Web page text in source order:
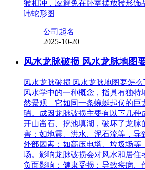
猴相冲，应避免在卧室摆放猴形饰
讳蛇形图
公司起名
2025-10-20
风水龙脉破损 风水龙脉地图
风水龙脉破损 风水龙脉地图要怎
风水学中的一种概念，指具有独特
然景观。它如同一条蜿蜒起伏的巨
瑞。成因龙脉破损主要有以下几种
开山凿石、挖池填湖，破坏了龙脉
害：如地震、洪水、泥石流等，导
外部因素：如高压电塔、垃圾场等
场。影响龙脉破损会对风水和居住
负面影响：健康受损：导致疾病、